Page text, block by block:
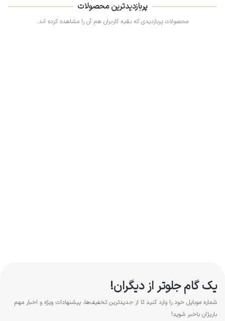
پربازدیدترین محصولات
محصولات پربازدیدی که بقیه کاربران هم آن را مشاهده کرده اند.
یک گام جلوتر از دیگران!
شماره موبایل خود را وارد کنید تا از جدیدترین تخفیف‌ها، پیشنهادات ویژه و اخبار مهم
باریژان باخبر شوید!